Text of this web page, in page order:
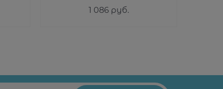
1 086 руб.